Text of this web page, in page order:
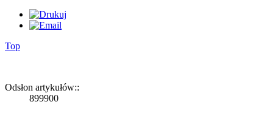
Top
Odsłon artykułów::
899900